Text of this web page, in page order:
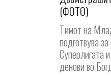
(ФОТО)
Тимот на
подготвува
Суперлигата
денови во